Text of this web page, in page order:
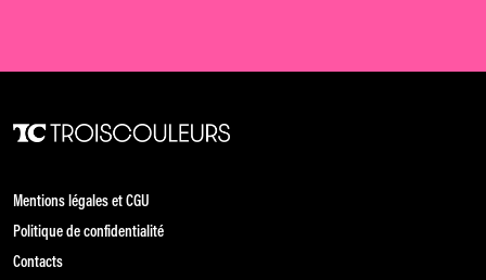
Mentions légales et CGU
Politique de confidentialité
Contacts